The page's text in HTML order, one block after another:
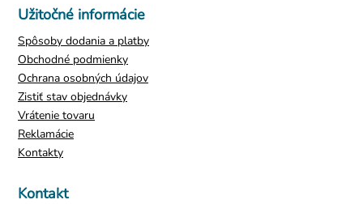
Kontakt
Užitočné informácie
Spôsoby dodania a platby
Obchodné podmienky
Ochrana osobných údajov
Zistiť stav objednávky
Vrátenie tovaru
Reklamácie
Kontakty